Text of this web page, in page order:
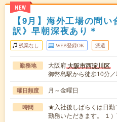
NEW
【9月】海外工場の問
訳》早朝深夜あり＊
残業なし WEB登録OK 派遣
勤務地 大阪府大阪市西淀川区
御幣島駅から徒歩10分
曜日頻度 月～金曜日
時間
★入社後しばらくは日勤
勤務いただきます。 １